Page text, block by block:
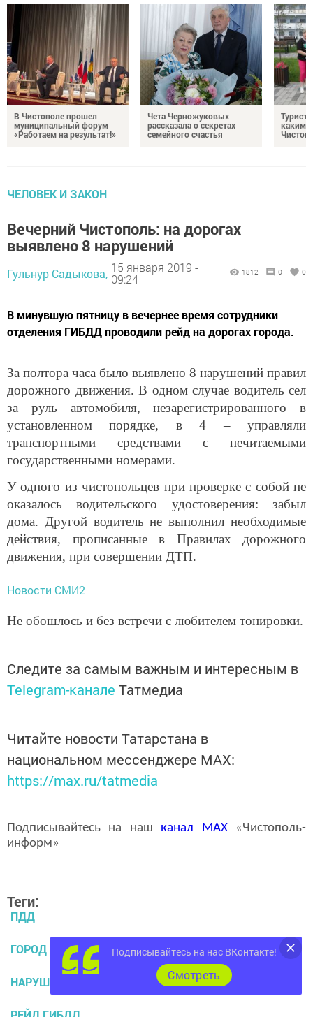
В Чистополе прошел
муниципальный форум
«Работаем на результат!»
Чета Черножуковых
рассказала о секретах
семейного счастья
каким
ЧЕЛОВЕК И ЗАКОН
Вечерний Чистополь: на дорогах
выявлено 8 нарушений
Гульнур Садыкова, 15 января 2019 -
09:24
1812 0 0
В минувшую пятницу в вечернее время сотрудники
отделения ГИБДД проводили рейд на дорогах города.
За полтора часа было выявлено 8 нарушений правил
дорожного движения. В одном случае водитель сел
за руль автомобиля, незарегистрированного в
установленном порядке, в 4 – управляли
транспортными средствами с нечитаемыми
государственными номерами.
У одного из чистопольцев при проверке с собой не
оказалось водительского удостоверения: забыл
дома. Другой водитель не выполнил необходимые
действия, прописанные в Правилах дорожного
движения, при совершении ДТП.
Новости СМИ2
Не обошлось и без встречи с любителем тонировки.
Следите за самым важным и интересным в
Telegram-канале Татмедиа
Читайте новости Татарстана в
национальном мессенджере MАХ:
https://max.ru/tatmedia
Подписывайтесь на наш канал MAX«Чистополь-
информ»
Теги:
ПДД
ГОРОД ЧИСТОПОЛЬ
НАРУШЕНИЯ
Подписывайтесь на нас ВКонтакте!
Cмотреть